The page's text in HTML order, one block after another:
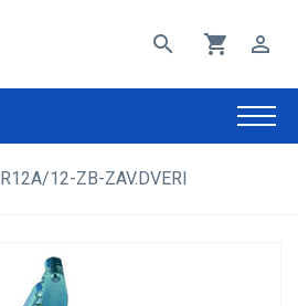
search shopping_cart perm_identity
R12A/12-ZB-ZAV.DVERI